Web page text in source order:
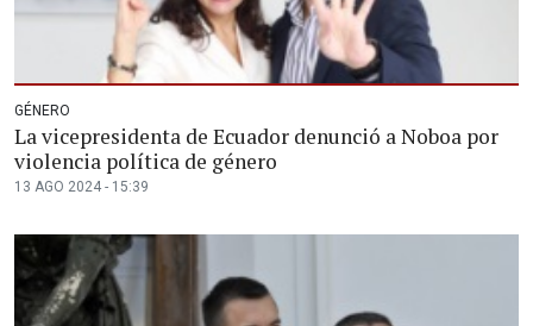
GÉNERO
La vicepresidenta de Ecuador denunció a Noboa por
violencia política de género
13 AGO 2024 - 15:39